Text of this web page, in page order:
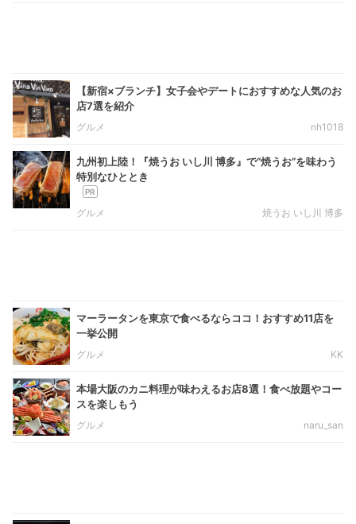
【新宿×ブランチ】女子会やデートにおすすめな人気のお
店7選を紹介
グルメ nh1018
九州初上陸！『焼うお いし川 博多』で“焼うお”を味わう
特別なひととき
グルメ 焼うお いし川 博多
マーラータンを東京で食べるならココ！おすすめ11店を
一挙公開
グルメ KK
本場大阪のカニ料理が味わえるお店8選！食べ放題やコー
スを楽しもう
グルメ naru_san